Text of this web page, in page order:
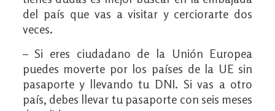
del país que vas a visitar y cerciorarte dos
veces.
– Si eres ciudadano de la Unión Europea
puedes moverte por los países de la UE sin
pasaporte y llevando tu DNI. Si vas a otro
país, debes llevar tu pasaporte con seis meses